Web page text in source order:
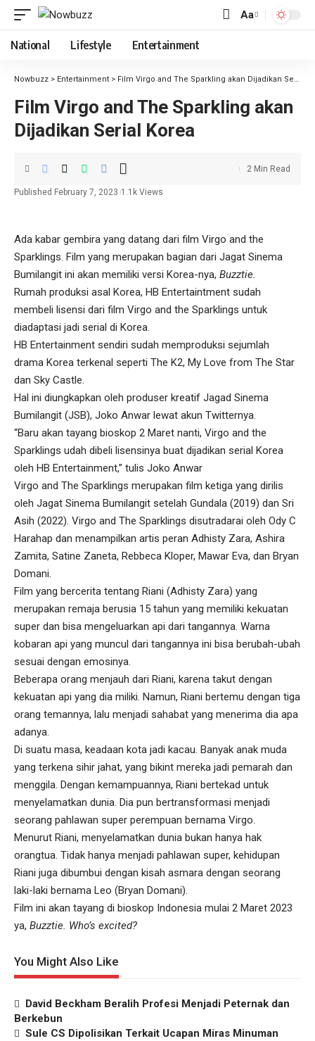
Aa
National Lifestyle Entertainment
Nowbuzz > Entertainment > Film Virgo and The Sparkling akan Dijadikan Serial Korea
Film Virgo and The Sparkling akan
Dijadikan Serial Korea
Published February 7, 2023 1.1k Views
2 Min Read
Ada kabar gembira yang datang dari film Virgo and the
Sparklings. Film yang merupakan bagian dari Jagat Sinema
Bumilangit ini akan memiliki versi Korea-nya, Buzztie.
Rumah produksi asal Korea, HB Entertaintment sudah
membeli lisensi dari film Virgo and the Sparklings untuk
diadaptasi jadi serial di Korea.
HB Entertainment sendiri sudah memproduksi sejumlah
drama Korea terkenal seperti The K2, My Love from The Star
dan Sky Castle.
Hal ini diungkapkan oleh produser kreatif Jagad Sinema
Bumilangit (JSB), Joko Anwar lewat akun Twitternya.
“Baru akan tayang bioskop 2 Maret nanti, Virgo and the
Sparklings udah dibeli lisensinya buat dijadikan serial Korea
oleh HB Entertainment,” tulis Joko Anwar
Virgo and The Sparklings merupakan film ketiga yang dirilis
oleh Jagat Sinema Bumilangit setelah Gundala (2019) dan Sri
Asih (2022). Virgo and The Sparklings disutradarai oleh Ody C
Harahap dan menampilkan artis peran Adhisty Zara, Ashira
Zamita, Satine Zaneta, Rebbeca Kloper, Mawar Eva, dan Bryan
Domani.
Film yang bercerita tentang Riani (Adhisty Zara) yang
merupakan remaja berusia 15 tahun yang memiliki kekuatan
super dan bisa mengeluarkan api dari tangannya. Warna
kobaran api yang muncul dari tangannya ini bisa berubah-ubah
sesuai dengan emosinya.
Beberapa orang menjauh dari Riani, karena takut dengan
kekuatan api yang dia miliki. Namun, Riani bertemu dengan tiga
orang temannya, lalu menjadi sahabat yang menerima dia apa
adanya.
Di suatu masa, keadaan kota jadi kacau. Banyak anak muda
yang terkena sihir jahat, yang bikint mereka jadi pemarah dan
menggila. Dengan kemampuannya, Riani bertekad untuk
menyelamatkan dunia. Dia pun bertransformasi menjadi
seorang pahlawan super perempuan bernama Virgo.
Menurut Riani, menyelamatkan dunia bukan hanya hak
orangtua. Tidak hanya menjadi pahlawan super, kehidupan
Riani juga dibumbui dengan kisah asmara dengan seorang
laki-laki bernama Leo (Bryan Domani).
Film ini akan tayang di bioskop Indonesia mulai 2 Maret 2023
ya, Buzztie. Who’s excited?
You Might Also Like
David Beckham Beralih Profesi Menjadi Peternak dan
Berkebun
Sule CS Dipolisikan Terkait Ucapan Miras Minuman